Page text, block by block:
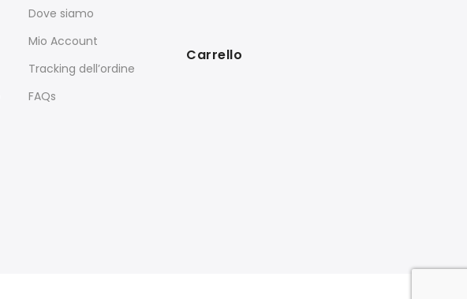
Dove siamo
Mio Account
Tracking dell’ordine
FAQs
Carrello